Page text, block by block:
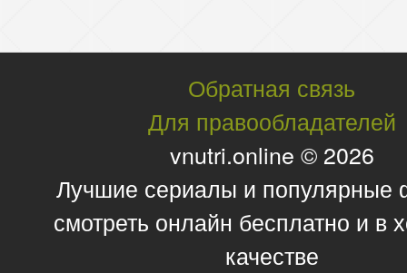
Обратная связь
Для правообладателей
vnutri.online © 2026
Лучшие сериалы и
смотреть онлайн бесплатно и в
качестве